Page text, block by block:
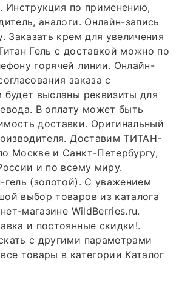
Инструкция по применению,
аналоги. Онлайн-запись
Заказать крем для увеличения
Гель с доставкой можно по
горячей линии. Онлайн-
заказа с
высланы реквизиты для
В оплату может быть
доставки. Оригинальный
Доставим ТИТАН-
Москве и Санкт-Петербургу,
и по всему миру.
гель (золотой). С уважением
выбор товаров из каталога
магазине WildBerries.ru.
и постоянные скидки!.
с другими параметрами
товары в категории Каталог